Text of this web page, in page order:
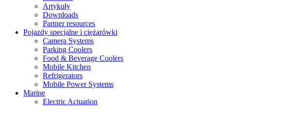
Artykuły
Downloads
Partner resources
Pojazdy specjalne i ciężarówki
Camera Systems
Parking Coolers
Food & Beverage Coolers
Mobile Kitchen
Refrigerators
Mobile Power Systems
Marine
Electric Actuation